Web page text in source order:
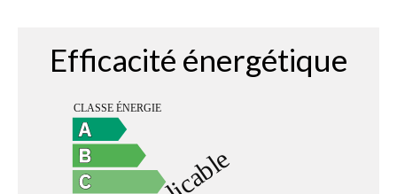
Efficacité énergétique